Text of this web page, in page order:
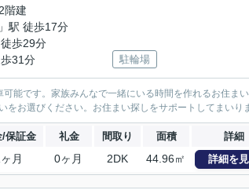
階建
」駅 徒歩17分
徒歩29分
歩31分 駐輪場
能です。家族みんなで一緒にいる時間を作れるお住ま
お選びください。お住まい探しをサポートしてまいり
/保証金 礼金 間取り 面積 詳細
月 0ヶ月 2DK 44.96㎡ 詳細を